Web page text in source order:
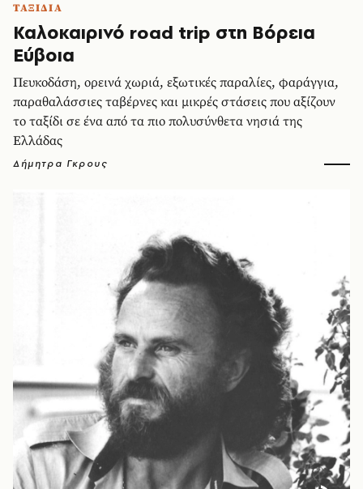
ΤΑΞΙΔΙΑ
Καλοκαιρινό road trip στη Βόρεια
Εύβοια
Πευκοδάση, ορεινά χωριά, εξωτικές παραλίες, φαράγγια,
παραθαλάσσιες ταβέρνες και μικρές στάσεις που αξίζουν
το ταξίδι σε ένα από τα πιο πολυσύνθετα νησιά της
Ελλάδας
Δήμητρα Γκρους